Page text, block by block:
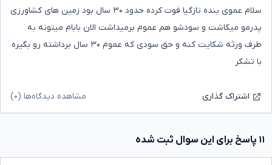
سلام عموی بنده تازگیا فوت کرده حدود ۳۰ سال بود زمین های کشاورزی
پدرمو میکاشت و سودشو هم عموم برمیداشت الان بابام میتونه به
طرف ورثه شکایت کنه و حق سودی که عموم ۳۰ سال برداشته رو بگیره
با تشکر
اشتراک گذاری مشاهده دیدگاه‌ها (۰)
۱۱ پاسخ برای این سوال ثبت شده